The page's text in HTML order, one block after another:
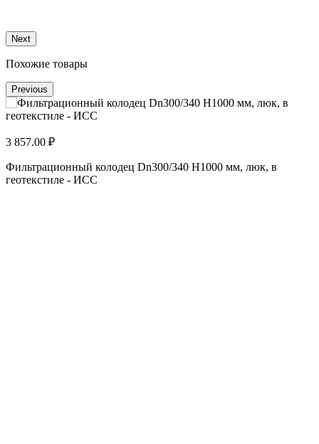
Next
Похожие товары
Previous
3 857.00 ₽
Фильтрационный колодец Dn300/340 H1000 мм, люк, в
геотекстиле - ИСС